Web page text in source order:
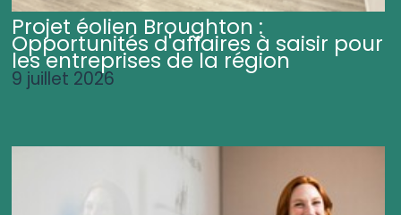
Projet éolien Broughton :
Opportunités d'affaires à saisir pour
les entreprises de la région
9 juillet 2026